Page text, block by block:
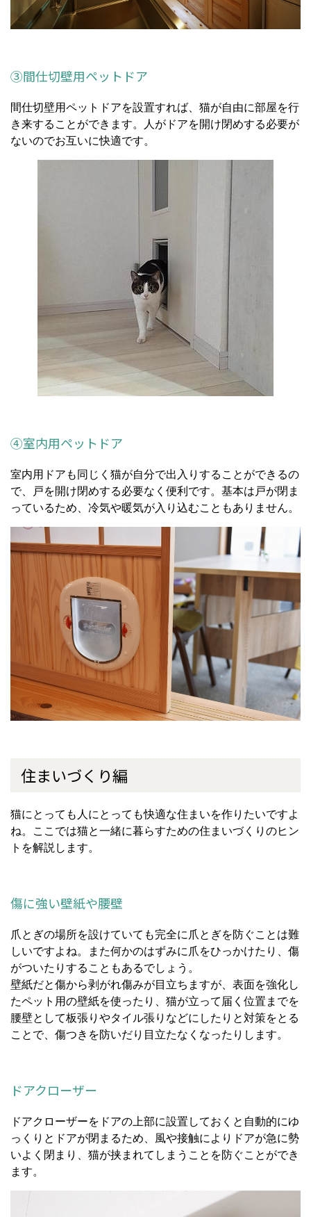
③間仕切壁用ペットドア
間仕切壁用ペットドアを設置すれば、猫が自由に部屋を行
き来することができます。人がドアを開け閉めする必要が
ないのでお互いに快適です。
④室内用ペットドア
室内用ドアも同じく猫が自分で出入りすることができるの
で、戸を開け閉めする必要なく便利です。基本は戸が閉ま
っているため、冷気や暖気が入り込むこともありません。
住まいづくり編
猫にとっても人にとっても快適な住まいを作りたいですよ
ね。ここでは猫と一緒に暮らすための住まいづくりのヒン
トを解説します。
傷に強い壁紙や腰壁
爪とぎの場所を設けていても完全に爪とぎを防ぐことは難
しいですよね。また何かのはずみに爪をひっかけたり、傷
がついたりすることもあるでしょう。
壁紙だと傷から剥がれ傷みが目立ちますが、表面を強化し
たペット用の壁紙を使ったり、猫が立って届く位置までを
腰壁として板張りやタイル張りなどにしたりと対策をとる
ことで、傷つきを防いだり目立たなくなったりします。
ドアクローザー
ドアクローザーをドアの上部に設置しておくと自動的にゆ
っくりとドアが閉まるため、風や接触によりドアが急に勢
いよく閉まり、猫が挟まれてしまうことを防ぐことができ
ます。